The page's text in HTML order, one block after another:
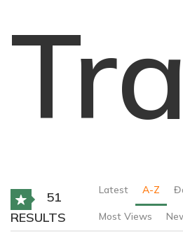
51
RESULTS
Latest A-Z
Most Views